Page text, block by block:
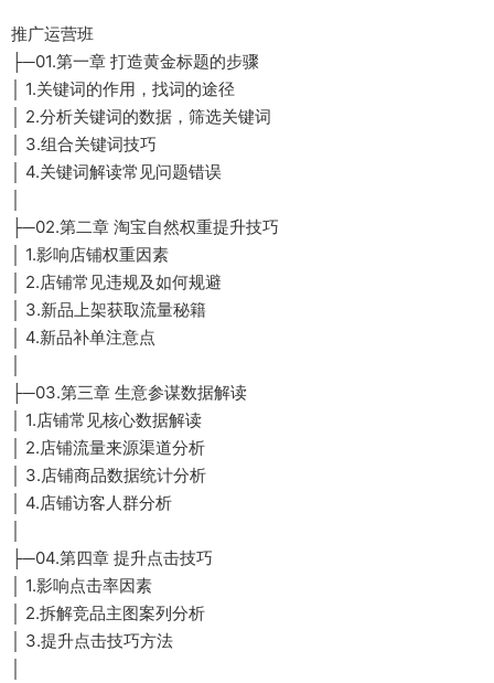
推广运营班
├─01.第一章 打造黄金标题的步骤
│ 1.关键词的作用，找词的途径
│ 2.分析关键词的数据，筛选关键词
│ 3.组合关键词技巧
│ 4.关键词解读常见问题错误
├─02.第二章 淘宝自然权重提升技巧
│ 1.影响店铺权重因素
│ 2.店铺常见违规及如何规避
│ 3.新品上架获取流量秘籍
│ 4.新品补单注意点
├─03.第三章 生意参谋数据解读
│ 1.店铺常见核心数据解读
│ 2.店铺流量来源渠道分析
│ 3.店铺商品数据统计分析
│ 4.店铺访客人群分析
├─04.第四章 提升点击技巧
│ 1.影响点击率因素
│ 2.拆解竞品主图案列分析
│ 3.提升点击技巧方法